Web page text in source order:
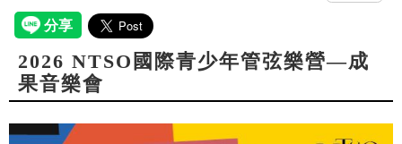
2026 NTSO國際青少年管弦樂營—成
果音樂會